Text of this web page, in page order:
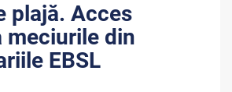
plajă. Acces
meciurile din
EBSL